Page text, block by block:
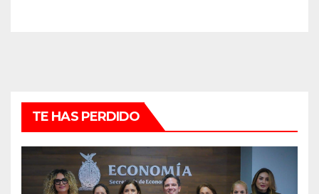
TE HAS PERDIDO